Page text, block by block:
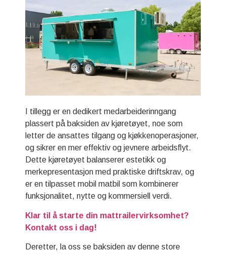
I tillegg er en dedikert medarbeiderinngang
plassert på baksiden av kjøretøyet, noe som
letter de ansattes tilgang og kjøkkenoperasjoner,
og sikrer en mer effektiv og jevnere arbeidsflyt.
Dette kjøretøyet balanserer estetikk og
merkepresentasjon med praktiske driftskrav, og
er en tilpasset mobil matbil som kombinerer
funksjonalitet, nytte og kommersiell verdi.
Klar til å starte din mattrailervirksomhet?
Kontakt oss i dag!
Deretter, la oss se baksiden av denne store